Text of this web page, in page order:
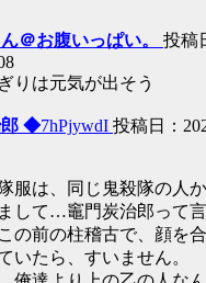
＠お腹いっぱい。 投稿
りは元気が出そう
郎 ◆7hPjywdI 投稿日：
服は、同じ鬼殺隊の人か
して…竈門炭治郎って言
の前の柱稽古で、顔を
いたら、すいません。